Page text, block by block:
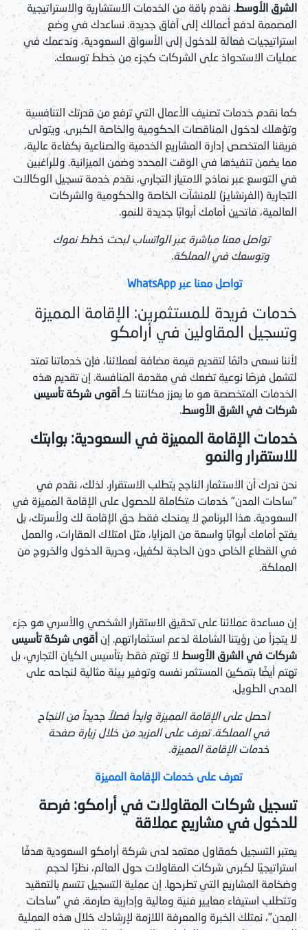
الشرق الأوسط. نقدم باقة من الخدمات الاستشارية والاستراتيجية
المصممة لدفع أعمالك إلى آفاق جديدة. نساعدك في وضع
استراتيجيات فعالة للدخول إلى الأسواق السعودية، وندعمك في
عمليات الاستحواذ على الشركات كجزء من خطط توسعك.
كما نقدم خدمات تصنيف الأعمال التي ترفع من قدرتك التنافسية
وتؤهلك لدخول المناقصات الحكومية والخاصة الكبرى. ويتولى
فريقنا المتخصص إدارة المشاريع الخدمية والصناعية بكفاءة عالية،
مما يضمن تنفيذها في الوقت المحدد وضمن الميزانية. وللراغبين
في التوسع عبر نماذج الامتياز التجاري، نقدم خدمة تسجيل الوكالات
التجارية (الفرنشايز) للمنشآت الخاصة والحكومية والشركات
العالمية، فاتحين أمامك أبوابًا جديدة للنمو.
تواصل معنا مباشرة عبر الواتساب لبحث خطط نموك
وتوسعك في المملكة.
تواصل معنا عبر WhatsApp
خدمات فريدة للمستثمرين: الإقامة المميزة
وتسجيل المقاولين في أرامكو
لأننا نسعى دائمًا لتقديم قيمة مضافة لعملائنا، فإن خدماتنا تمتد
لتشمل فرصًا نوعية تضعك في مقدمة المنافسة. إن تقديم هذه
الخدمات المتخصصة هو ما يعزز مكانتنا كـأقوى شركة تأسيس
شركات في الشرق الأوسط.
خدمات الإقامة المميزة في السعودية: بوابتك
للاستقرار والنمو
نحن ندرك أن الاستثمار الناجح يتطلب الاستقرار. لذلك، نقدم في
"ساحات المدن" خدمات متكاملة للحصول على الإقامة المميزة في
السعودية. هذا البرنامج لا يمنحك فقط حق الإقامة لك ولأسرتك، بل
يفتح أمامك أبوابًا واسعة من المزايا، مثل امتلاك العقارات، والعمل
في القطاع الخاص دون الحاجة لكفيل، وحرية الدخول والخروج من
المملكة.
إن مساعدة عملائنا على تحقيق الاستقرار الشخصي والأسري هو جزء
لا يتجزأ من رؤيتنا الشاملة لدعم استثماراتهم. إن أقوى شركة تأسيس
شركات في الشرق الأوسط لا تهتم فقط بتأسيس الكيان التجاري، بل
تهتم أيضًا بتمكين المستثمر نفسه وتوفير بيئة مثالية لنجاحه على
المدى الطويل.
احصل على الإقامة المميزة وابدأ فصلاً جديداً من النجاح
في المملكة. تعرف على المزيد من خلال زيارة صفحة
خدمات الإقامة المميزة.
تعرف على خدمات الإقامة المميزة
تسجيل شركات المقاولات في أرامكو: فرصة
للدخول في مشاريع عملاقة
يعتبر التسجيل كمقاول معتمد لدى شركة أرامكو السعودية هدفًا
استراتيجيًا لكبرى شركات المقاولات حول العالم، نظرًا لحجم
وضخامة المشاريع التي تطرحها. إن عملية التسجيل تتسم بالتعقيد
وتتطلب استيفاء معايير فنية ومالية وإدارية صارمة. في "ساحات
المدن"، نمتلك الخبرة والمعرفة اللازمة لإرشادك خلال هذه العملية